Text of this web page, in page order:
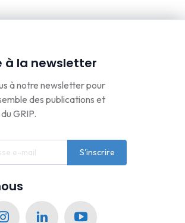
à la newsletter
à notre newsletter pour
des publications et
GRIP.
S'inscrire